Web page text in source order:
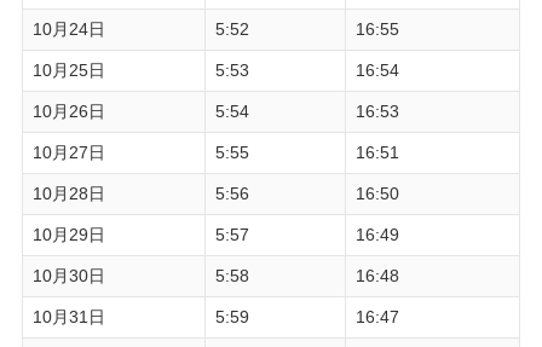
10月24日 5:52 16:55
10月25日 5:53 16:54
10月26日 5:54 16:53
10月27日 5:55 16:51
10月28日 5:56 16:50
10月29日 5:57 16:49
10月30日 5:58 16:48
10月31日 5:59 16:47